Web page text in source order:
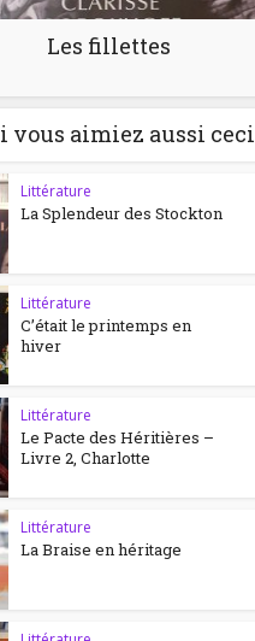
Les fillettes
vous aimiez aussi ceci
Littérature
La Splendeur des Stockton
Littérature
C’était le printemps en
hiver
Littérature
Le Pacte des Héritières –
Livre 2, Charlotte
Littérature
La Braise en héritage